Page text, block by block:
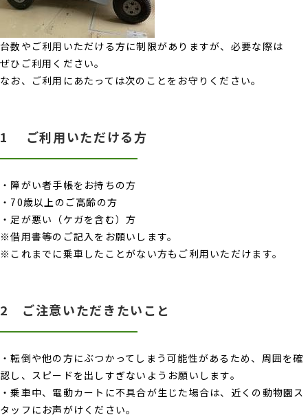
台数やご利用いただける方に制限がありますが、必要な際は
ぜひご利用ください。
なお、ご利用にあたっては次のことをお守りください。
1 ご利用いただける方
・障がい者手帳をお持ちの方
・70歳以上のご高齢の方
・足が悪い（ケガを含む）方
※借用書等のご記入をお願いします。
※これまでに乗車したことがない方もご利用いただけます。
2 ご注意いただきたいこと
・転倒や他の方にぶつかってしまう可能性があるため、周囲を確
認し、スピードを出しすぎないようお願いします。
・乗車中、電動カートに不具合が生じた場合は、近くの動物園ス
タッフにお声がけください。